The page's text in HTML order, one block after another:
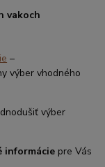
vakoch
–
výber vhodného
výber
informácie pre Vás